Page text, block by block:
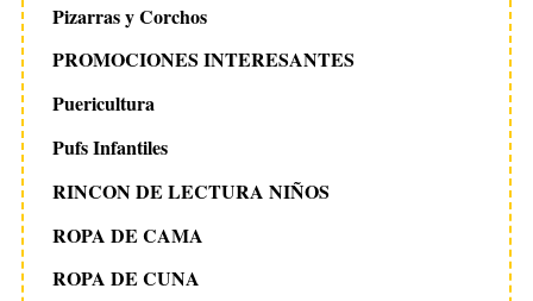
Pizarras y Corchos
PROMOCIONES INTERESANTES
Puericultura
Pufs Infantiles
RINCON DE LECTURA NIÑOS
ROPA DE CAMA
ROPA DE CUNA